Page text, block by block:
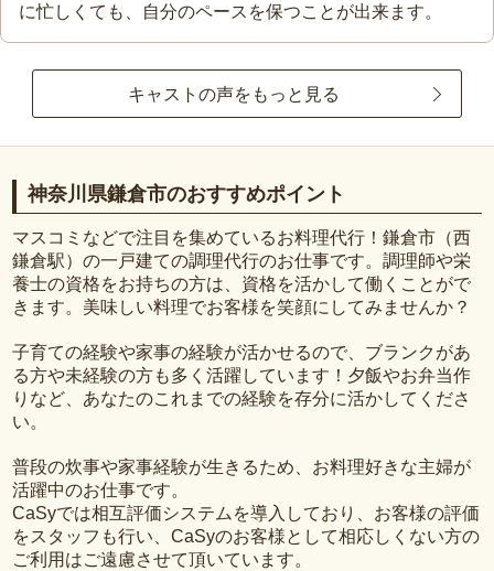
に忙しくても、自分のペースを保つことが出来ます。
キャストの声をもっと見る
神奈川県鎌倉市のおすすめポイント
マスコミなどで注目を集めているお料理代行！鎌倉市（西
鎌倉駅）の一戸建ての調理代行のお仕事です。調理師や栄
養士の資格をお持ちの方は、資格を活かして働くことがで
きます。美味しい料理でお客様を笑顔にしてみませんか？
子育ての経験や家事の経験が活かせるので、ブランクがあ
る方や未経験の方も多く活躍しています！夕飯やお弁当作
りなど、あなたのこれまでの経験を存分に活かしてくださ
い。
普段の炊事や家事経験が生きるため、お料理好きな主婦が
活躍中のお仕事です。
CaSyでは相互評価システムを導入しており、お客様の評価
をスタッフも行い、CaSyのお客様として相応しくない方の
ご利用はご遠慮させて頂いています。